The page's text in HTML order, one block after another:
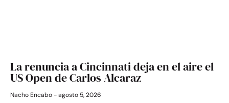
La renuncia a Cincinnati deja en el aire el
US Open de Carlos Alcaraz
Nacho Encabo agosto 5, 2026